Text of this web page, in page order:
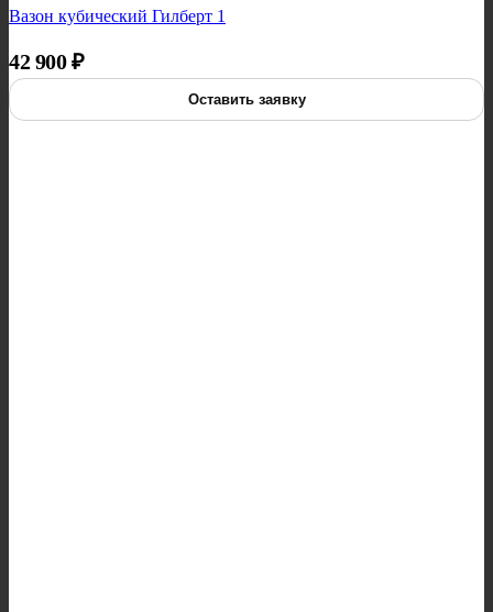
Вазон кубический Гилберт 1
42 900₽
Оставить заявку